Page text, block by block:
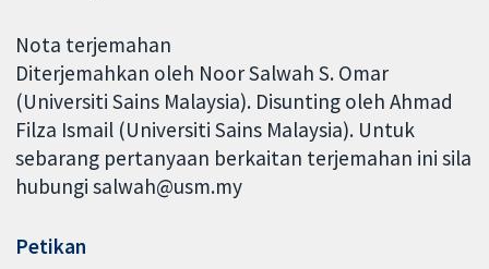
Nota terjemahan
Diterjemahkan oleh Noor Salwah S. Omar
(Universiti Sains Malaysia). Disunting oleh Ahmad
Filza Ismail (Universiti Sains Malaysia). Untuk
sebarang pertanyaan berkaitan terjemahan ini sila
hubungi salwah@usm.my
Petikan